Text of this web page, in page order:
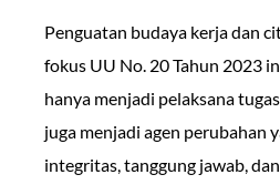
Penguatan budaya kerja dan
fokus UU No. 20 Tahun 2023
hanya menjadi pelaksana
juga menjadi agen perubahan
integritas, tanggung jawab,